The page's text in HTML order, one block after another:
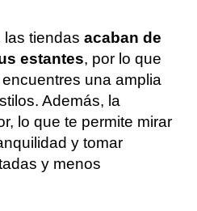
las tiendas acaban de
estantes, por lo que
una amplia
Además, la
lo que te permite mirar
y tomar
y menos